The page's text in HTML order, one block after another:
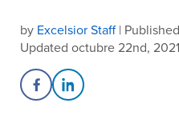
by Excelsior Staff|
Updated octubre 22nd, 2021
Share on Facebook
Share on LinkedIn